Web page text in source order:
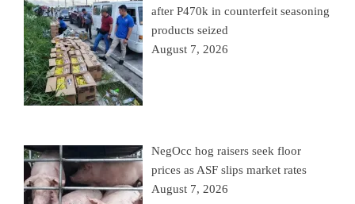
after P470k in counterfeit seasoning
products seized
August 7, 2026
NegOcc hog raisers seek floor
prices as ASF slips market rates
August 7, 2026